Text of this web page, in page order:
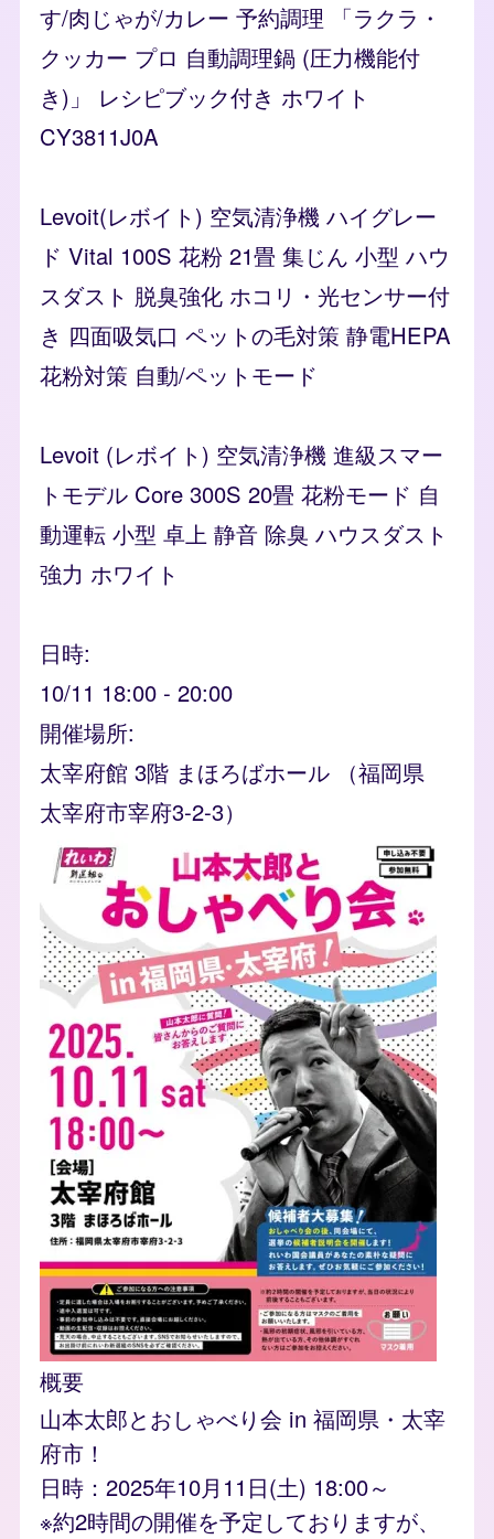
す/肉じゃが/カレー 予約調理 「ラクラ・
クッカー プロ 自動調理鍋 (圧力機能付
き)」 レシピブック付き ホワイト
CY3811J0A
Levoit(レボイト) 空気清浄機 ハイグレー
ド Vital 100S 花粉 21畳 集じん 小型 ハウ
スダスト 脱臭強化 ホコリ・光センサー付
き 四面吸気口 ペットの毛対策 静電HEPA
花粉対策 自動/ペットモード
Levoit (レボイト) 空気清浄機 進級スマー
トモデル Core 300S 20畳 花粉モード 自
動運転 小型 卓上 静音 除臭 ハウスダスト
強力 ホワイト
日時
10/11 18:00 - 20:00
開催場所
太宰府館 3階 まほろばホール （福岡県
太宰府市宰府3-2-3）
event_banner
Image
概要
山本太郎とおしゃべり会 in 福岡県・太宰
府市！
日時：2025年10月11日(土) 18:00～
※約2時間の開催を予定しておりますが、